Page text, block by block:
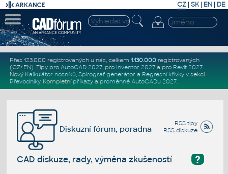
CZ | SK| EN | DE
Přes 123.000 registrovaných u nás, celkem 1.130.000registrovaných
(CZ+EN). Tipy pro AutoCAD 2027, pro Inventor 2027a pro Revit 2027.
Nový Kalkulátor nosníků, Spirograf generátor a Regresní křivkyv sekci
Převodníky. Kompletní příkazya proměnné AutoCADu 2027.
RSS tipy
RSS diskuze
Diskuzní fórum, poradna
?
CAD diskuze, rady, výměna zkušeností